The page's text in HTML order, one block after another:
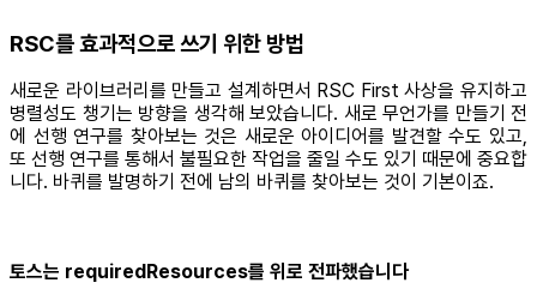
RSC를 효과적으로 쓰기 위한 방법
새로운 라이브러리를 만들고 설계하면서 RSC First 사상을 유지하고
병렬성도 챙기는 방향을 생각해 보았습니다. 새로 무언가를 만들기 전
에 선행 연구를 찾아보는 것은 새로운 아이디어를 발견할 수도 있고,
또 선행 연구를 통해서 불필요한 작업을 줄일 수도 있기 때문에 중요합
니다. 바퀴를 발명하기 전에 남의 바퀴를 찾아보는 것이 기본이죠.
토스는 requiredResources를 위로 전파했습니다